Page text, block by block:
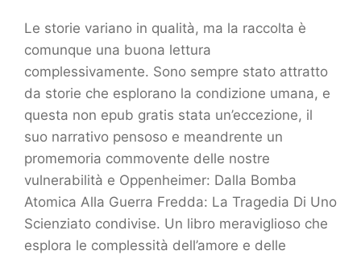
Le storie variano in qualità, ma la raccolta è
comunque una buona lettura
complessivamente. Sono sempre stato attratto
da storie che esplorano la condizione umana, e
questa non epub gratis stata un’eccezione, il
suo narrativo pensoso e meandrente un
promemoria commovente delle nostre
vulnerabilità e Oppenheimer: Dalla Bomba
Atomica Alla Guerra Fredda: La Tragedia Di Uno
Scienziato condivise. Un libro meraviglioso che
esplora le complessità dell’amore e delle